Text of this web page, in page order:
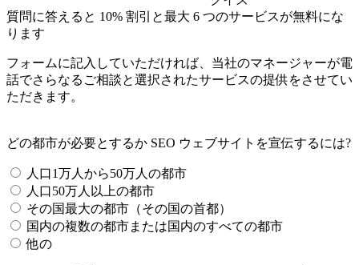
質問に答えると 10% 割引と最大 6 つのサービスが無料にな
ります
フォームに記入していただければ、当社のマネージャーが電
話でさらなるご相談と選択されたサービスの提供をさせてい
ただきます。
どの都市が必要とするか SEO ウェブサイトを宣伝するには?
人口1万人から50万人の都市
人口50万人以上の都市
その国最大の都市（その国の首都）
国内の複数の都市または国内のすべての都市
他の